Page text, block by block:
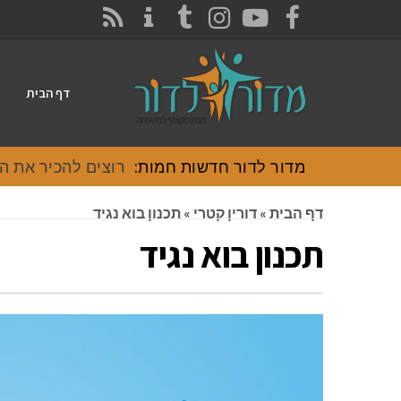
FACEBOOK
YOUTUBE
INSTAGRAM
TUMBLR
דף הבית
מדור לדור חדשות חמות: רוצים להכיר את
דף הבית » דורין קטרי » תכנון בוא נגיד
תכנון בוא נגיד